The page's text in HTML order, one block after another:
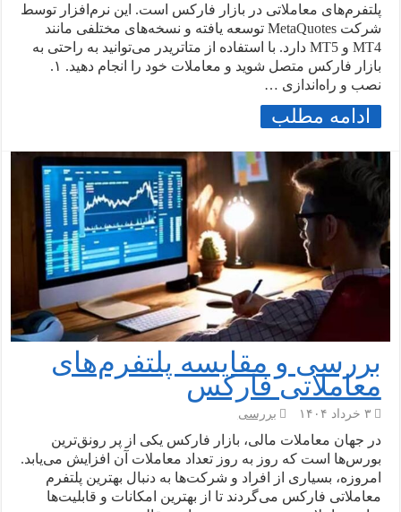
پلتفرم‌های معاملاتی در بازار فارکس است. این نرم‌افزار توسط
شرکت MetaQuotes توسعه یافته و نسخه‌های مختلفی مانند
MT4 و MT5 دارد. با استفاده از متاتریدر می‌توانید به راحتی به
بازار فارکس متصل شوید و معاملات خود را انجام دهید. ۱.
نصب و راه‌اندازی …
ادامه مطلب
بررسی و مقایسه پلتفرم‌های
معاملاتی فارکس
۳ خرداد ۱۴۰۴ بررسی
در جهان معاملات مالی، بازار فارکس یکی از پر رونق‌ترین
بورس‌ها است که روز به روز تعداد معاملات آن افزایش می‌یابد.
امروزه، بسیاری از افراد و شرکت‌ها به دنبال بهترین پلتفرم
معاملاتی فارکس می‌گردند تا از بهترین امکانات و قابلیت‌ها